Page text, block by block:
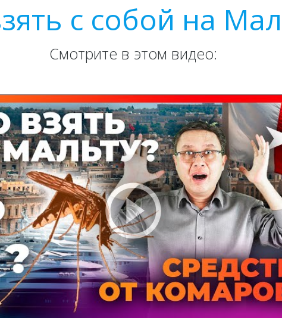
с собой на
Смотрите в этом видео: